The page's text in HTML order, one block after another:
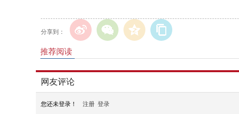
分享到：
推荐阅读
网友评论
您还未登录！ 注册 登录